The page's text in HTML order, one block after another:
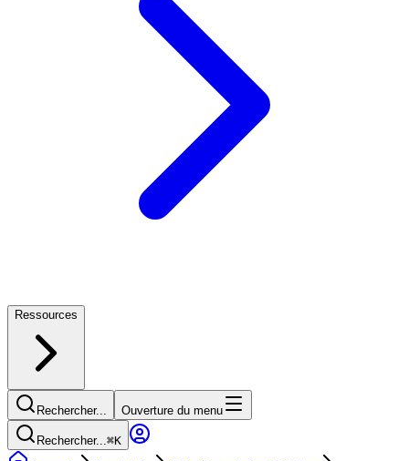
Ressources
Rechercher... Ouverture du menu
Rechercher...⌘K